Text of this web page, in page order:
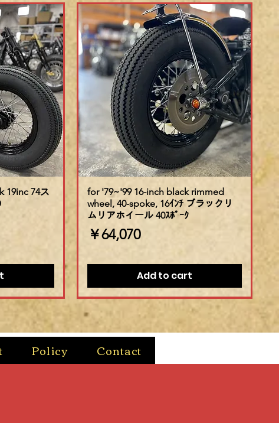
19inc 74ス
for '79~'99 16-inch black rimmed
wheel, 40-spoke, 16ｲﾝﾁ ブラックリ
ムリアホイール 40ｽﾎﾟｰｸ
価格
￥64,070
Add to cart
Policy Contact